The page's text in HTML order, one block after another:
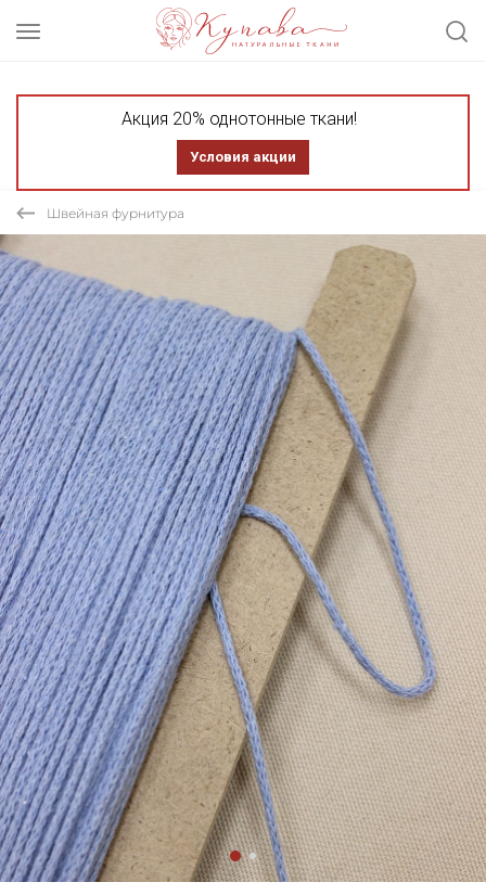
Акция 20% однотонные ткани!
Условия акции
Швейная фурнитура